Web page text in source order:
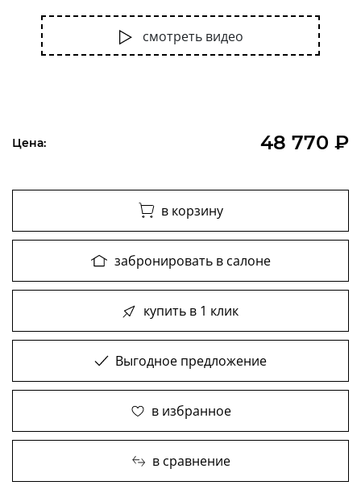
смотреть видео
Цена: 48 770 ₽
в корзину
забронировать в салоне
купить в 1 клик
Выгодное предложение
в избранное
в сравнение